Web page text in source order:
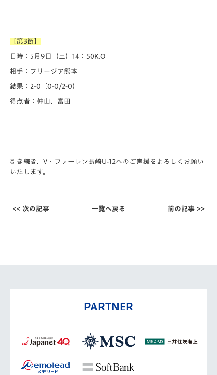
【第3節】
日時：5月9日（土）14：50K.O
相手：フリージア熊本
結果：2-0（0-0/2-0）
得点者：仲山、富田
引き続き、V・ファーレン長崎U-12へのご声援をよろしくお願い
いたします。
<< 次の記事 一覧へ戻る 前の記事 >>
PARTNER